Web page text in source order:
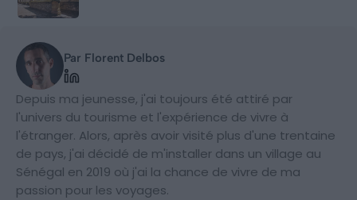
Par Florent Delbos
Depuis ma jeunesse, j'ai toujours été attiré par
l'univers du tourisme et l'expérience de vivre à
l'étranger. Alors, après avoir visité plus d'une trentaine
de pays, j'ai décidé de m'installer dans un village au
Sénégal en 2019 où j'ai la chance de vivre de ma
passion pour les voyages.